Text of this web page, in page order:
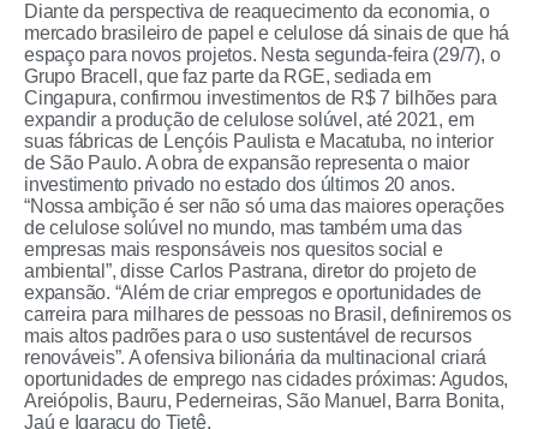
Diante da perspectiva de reaquecimento da economia, o
mercado brasileiro de papel e celulose dá sinais de que há
espaço para novos projetos. Nesta segunda-feira (29/7), o
Grupo Bracell, que faz parte da RGE, sediada em
Cingapura, confirmou investimentos de R$ 7 bilhões para
expandir a produção de celulose solúvel, até 2021, em
suas fábricas de Lençóis Paulista e Macatuba, no interior
de São Paulo. A obra de expansão representa o maior
investimento privado no estado dos últimos 20 anos.
“Nossa ambição é ser não só uma das maiores operações
de celulose solúvel no mundo, mas também uma das
empresas mais responsáveis nos quesitos social e
ambiental”, disse Carlos Pastrana, diretor do projeto de
expansão. “Além de criar empregos e oportunidades de
carreira para milhares de pessoas no Brasil, definiremos os
mais altos padrões para o uso sustentável de recursos
renováveis”. A ofensiva bilionária da multinacional criará
oportunidades de emprego nas cidades próximas: Agudos,
Areiópolis, Bauru, Pederneiras, São Manuel, Barra Bonita,
Jaú e Igaraçu do Tietê.